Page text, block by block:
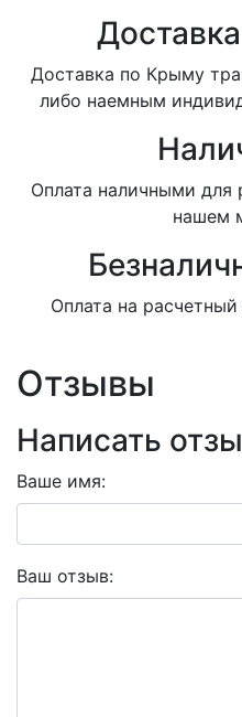
Доставка по Крыму
либо наемным
Оплата наличными для
нашем
Оплата на
Отзывы
Написать
Ваше имя:
Ваш отзыв: